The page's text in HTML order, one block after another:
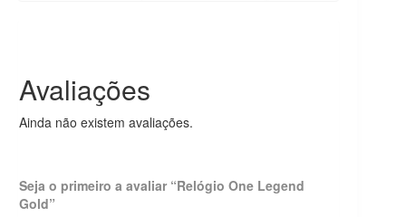
Avaliações
Ainda não existem avaliações.
Seja o primeiro a avaliar “Relógio One Legend
Gold”